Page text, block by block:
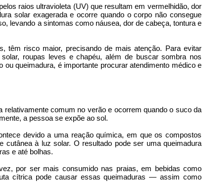
raios ultravioleta (UV) que resultam em vermelhidão, dor
solar exagerada e ocorre quando o corpo não consegue
levando a sintomas como náusea, dor de cabeça, tontura e
têm risco maior, precisando de mais atenção. Para evitar
roupas leves e chapéu, além de buscar sombra nos
queimadura, é importante procurar atendimento médico e
relativamente comum no verão e ocorrem quando o suco da
a pessoa se expõe ao sol.
devido a uma reação química, em que os compostos
cutânea à luz solar. O resultado pode ser uma queimadura
e até bolhas.
por ser mais consumido nas praias, em bebidas como
cítrica pode causar essas queimaduras — assim como